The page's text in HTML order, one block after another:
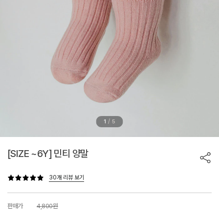
1 / 5
[SIZE ~6Y] 민티 양말
30개 리뷰 보기
판매가
4,800원